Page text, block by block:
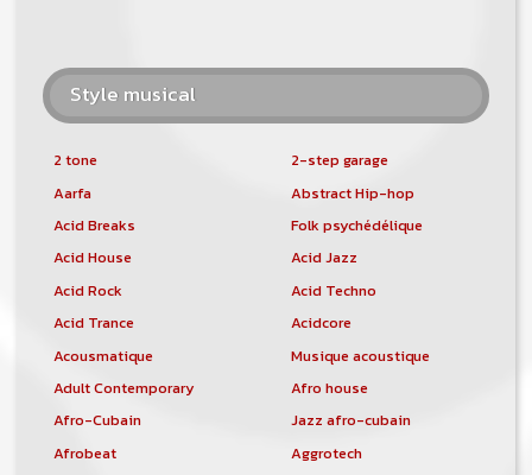
Style musical
2 tone
2-step garage
Aarfa
Abstract Hip-hop
Acid Breaks
Folk psychédélique
Acid House
Acid Jazz
Acid Rock
Acid Techno
Acid Trance
Acidcore
Acousmatique
Musique acoustique
Adult Contemporary
Afro house
Afro-Cubain
Jazz afro-cubain
Afrobeat
Aggrotech